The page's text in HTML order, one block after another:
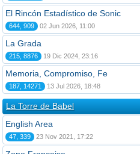
El Rincón Estadístico de Sonic
644, 909 02 Jun 2026, 11:00
La Grada
215, 8876 19 Dic 2024, 23:16
Memoria, Compromiso, Fe
187, 14271 13 Jul 2026, 18:48
La Torre de Babel
English Area
47, 339 23 Nov 2021, 17:22